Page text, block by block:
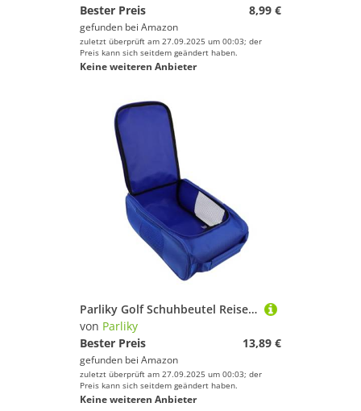
Bester Preis
8,99 €
gefunden bei Amazon
zuletzt überprüft am 27.09.2025 um 00:03; der
Preis kann sich seitdem geändert haben.
Keine weiteren Anbieter
Parliky Golf Schuhbeutel Reise Organizer mit Reißverschluss und Tragegriff Belüftet und Geräumig Geeignet für Herren und Damen Multifunktional für Golfschuhe Socken Handschuhe und
von Parliky
Bester Preis
13,89 €
gefunden bei Amazon
zuletzt überprüft am 27.09.2025 um 00:03; der
Preis kann sich seitdem geändert haben.
Keine weiteren Anbieter